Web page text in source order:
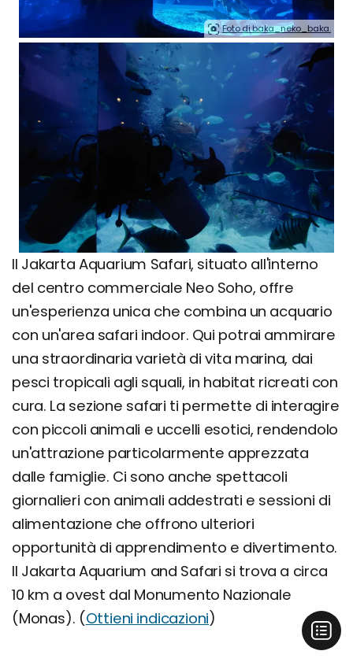
Foto di baka_neko_baka.
Il Jakarta Aquarium Safari, situato all'interno
del centro commerciale Neo Soho, offre
un'esperienza unica che combina un acquario
con un'area safari indoor. Qui potrai ammirare
una straordinaria varietà di vita marina, dai
pesci tropicali agli squali, in habitat ricreati con
cura. La sezione safari ti permette di interagire
con piccoli animali e uccelli esotici, rendendolo
un'attrazione particolarmente apprezzata
dalle famiglie. Ci sono anche spettacoli
giornalieri con animali addestrati e sessioni di
alimentazione che offrono ulteriori
opportunità di apprendimento e divertimento.
Il Jakarta Aquarium and Safari si trova a circa
10 km a ovest dal Monumento Nazionale
(Monas). (Ottieni indicazioni)